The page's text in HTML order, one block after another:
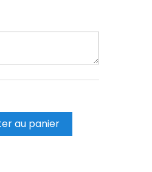
au panier